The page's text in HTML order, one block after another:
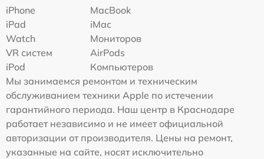
iPhone
MacBook
iPad
iMac
Watch
Мониторов
VR систем
AirPods
iPod
Компьютеров
Мы занимаемся ремонтом и техническим
обслуживанием техники Apple по истечении
гарантийного периода. Наш центр в Краснодаре
работает независимо и не имеет официальной
авторизации от производителя. Цены на ремонт,
указанные на сайте, носят исключительно